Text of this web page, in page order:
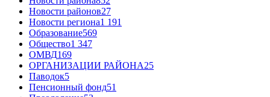
Новости районов27
Новости региона1 191
Образование569
Общество1 347
ОМВД169
ОРГАНИЗАЦИИ РАЙОНА25
Паводок5
Пенсионный фонд51